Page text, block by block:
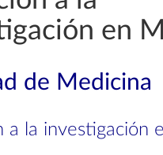
en
de Medicina
a la investigación